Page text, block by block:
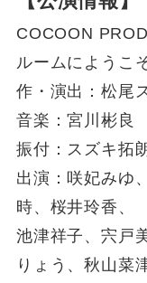
COCOON
ルームにようこ
作・演出：松尾
音楽：宮川彬良
振付：スズキ拓
出演：咲妃みゆ
時、桜井玲香、
池津祥子、宍戸
りょう、秋山菜